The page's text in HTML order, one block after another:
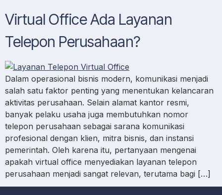
Virtual Office Ada Layanan
Telepon Perusahaan?
Dalam operasional bisnis modern, komunikasi menjadi
salah satu faktor penting yang menentukan kelancaran
aktivitas perusahaan. Selain alamat kantor resmi,
banyak pelaku usaha juga membutuhkan nomor
telepon perusahaan sebagai sarana komunikasi
profesional dengan klien, mitra bisnis, dan instansi
pemerintah. Oleh karena itu, pertanyaan mengenai
apakah virtual office menyediakan layanan telepon
perusahaan menjadi sangat relevan, terutama bagi […]